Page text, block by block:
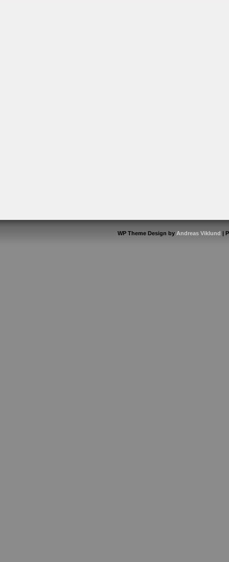
WP Theme Design by Andreas Viklund |